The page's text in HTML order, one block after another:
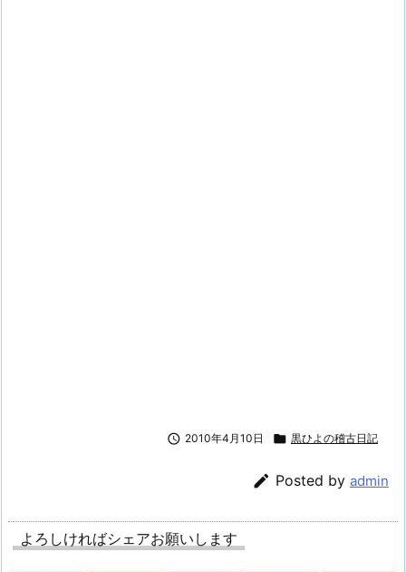
 2010年4月10日  黒ひよの稽古日記
 Posted by admin
よろしければシェアお願いします